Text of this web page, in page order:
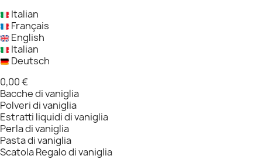
Italian
Français
English
Italian
Deutsch
0,00 €
Bacche di vaniglia
Polveri di vaniglia
Estratti liquidi di vaniglia
Perla di vaniglia
Pasta di vaniglia
Scatola Regalo di vaniglia